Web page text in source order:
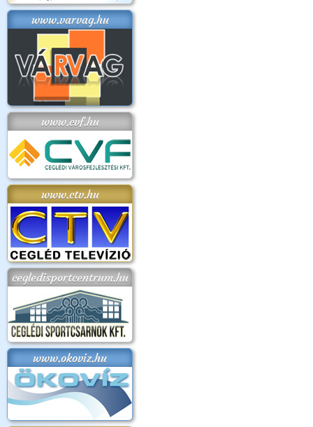
www.varvag.hu
www.cvf.hu
www.ctv.hu
cegledisportcentrum.hu
www.okoviz.hu